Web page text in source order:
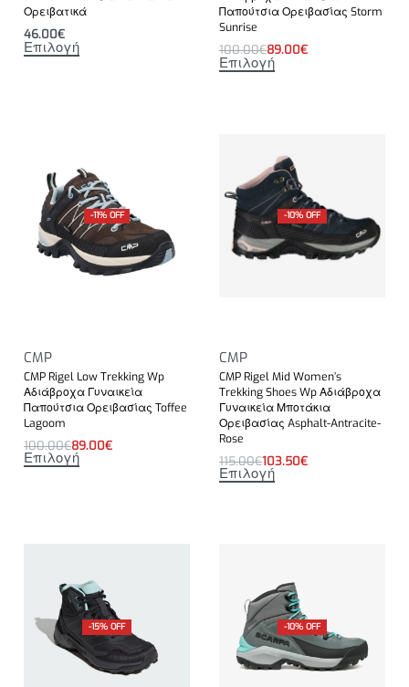
Ορειβατικά
46.00€
Επιλογή
Παπούτσια Ορειβασίας Storm
Sunrise
100.00€89.00€
Επιλογή
-11% OFF
CMP
CMP Rigel Low Trekking Wp
Αδιάβροχα Γυναικεία
Παπούτσια Ορειβασίας Toffee
Lagoom
100.00€89.00€
Επιλογή
-10% OFF
CMP
CMP Rigel Mid Women’s
Trekking Shoes Wp Αδιάβροχα
Γυναικεία Μποτάκια
Ορειβασίας Asphalt-Antracite-
Rose
115.00€103.50€
Επιλογή
-15% OFF -10% OFF